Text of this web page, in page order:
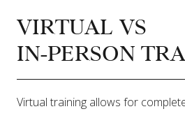
VIRTUAL VS
IN-PERSON
Virtual training allows for